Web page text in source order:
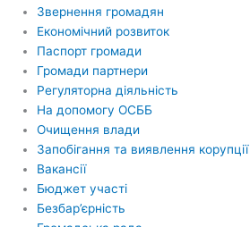
Звернення громадян
Економічний розвиток
Паспорт громади
Громади партнери
Регуляторна діяльність
На допомогу ОСББ
Очищення влади
Запобігання та виявлення корупції
Вакансії
Бюджет участі
Безбар’єрність